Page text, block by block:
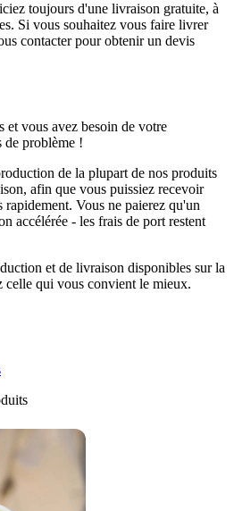
toujours d'une livraison gratuite, à
Si vous souhaitez vous faire livrer
contacter pour obtenir un devis
et vous avez besoin de votre
de problème !
de la plupart de nos produits
afin que vous puissiez recevoir
Vous ne paierez qu'un
accélérée - les frais de port restent
et de livraison disponibles sur la
celle qui vous convient le mieux.